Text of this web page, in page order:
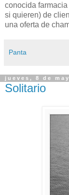
conocida
si quieren) de
una oferta de
Panta
jueves, 8 de
Solitario